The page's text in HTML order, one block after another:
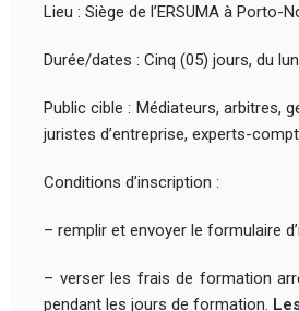
Lieu : Siège de l’ERSUMA à Porto-
Durée/dates : Cinq (05) jours, du
Public cible : Médiateurs, arbitres,
juristes d’entreprise, experts-
Conditions d’inscription :
– remplir et envoyer le formulaire
– verser les frais de formation
pendant les jours de formation.